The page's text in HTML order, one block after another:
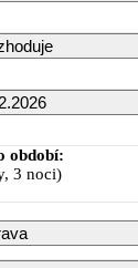
Prosinec 2026
ST ČT PÁ
2 3 4
období:
3 noci)